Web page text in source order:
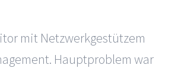
mit Netzwerkgestützem
Hauptproblem war